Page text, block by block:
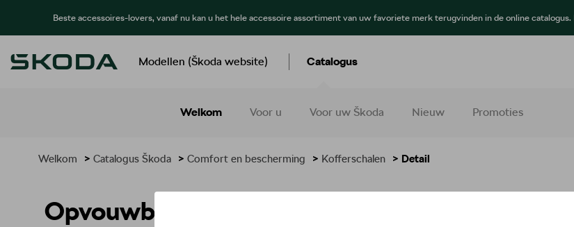
Beste accessoires-lovers, vanaf nu kan u het hele accessoire assortiment van uw favoriete merk terugvinden in de online
Modellen (Škoda website) Catalogus
Welkom Voor u Voor uw Škoda Nieuw Promoties
Welkom > Catalogus Škoda > Comfort en bescherming > Kofferschalen > Detail
Opvouwbare laarsbescherming